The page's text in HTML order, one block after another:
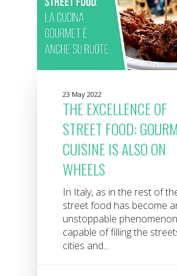
23 May 2022
THE EXCELLENCE OF
STREET FOOD:
CUISINE IS ALSO ON
WHEELS
In Italy, as in the rest of
street food has become
unstoppable
capable of filling the
cities and...